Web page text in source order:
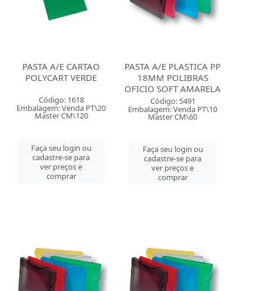
PASTA A/E CARTAO
POLYCART VERDE
Código: 1618
Embalagem: Venda PT\20
Master CM\120
Faça seu login ou
cadastre-se para
ver preços e
comprar
PASTA A/E PLASTICA PP
18MM POLIBRAS
OFICIO SOFT AMARELA
Código: 5491
Embalagem: Venda PT\10
Master CM\60
Faça seu login ou
cadastre-se para
ver preços e
comprar